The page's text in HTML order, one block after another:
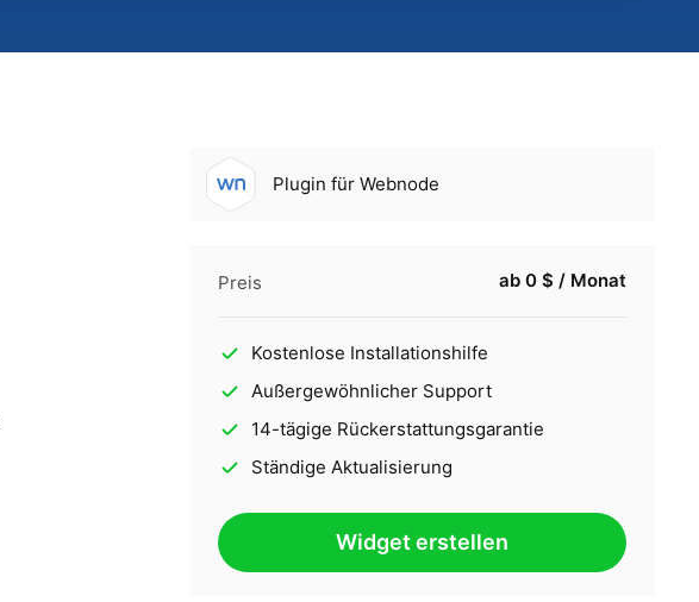
Plugin für Webnode
Preis ab 0 $ / Monat
Kostenlose Installationshilfe
Außergewöhnlicher Support
14-tägige Rückerstattungsgarantie
Ständige Aktualisierung
Widget erstellen